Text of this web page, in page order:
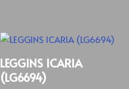
LEGGINS ICARIA
(LG6694)